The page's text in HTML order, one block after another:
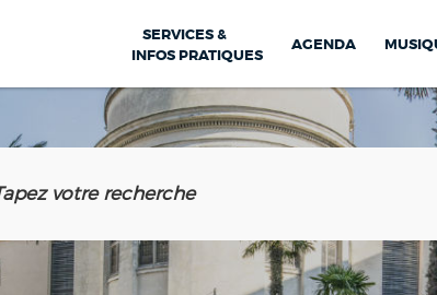
SERVICES &
INFOS PRATIQUES
AGENDA